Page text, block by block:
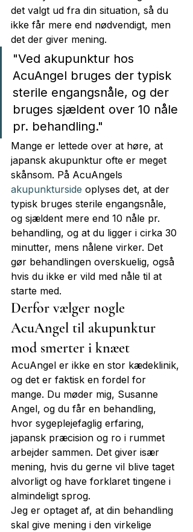
det valgt ud fra din situation, så du
ikke får mere end nødvendigt, men
det der giver mening.
"Ved akupunktur hos
AcuAngel bruges der typisk
sterile engangsnåle, og der
bruges sjældent over 10 nåle
pr. behandling."
Mange er lettede over at høre, at
japansk akupunktur ofte er meget
skånsom. På AcuAngels
akupunkturside oplyses det, at der
typisk bruges sterile engangsnåle,
og sjældent mere end 10 nåle pr.
behandling, og at du ligger i cirka 30
minutter, mens nålene virker. Det
gør behandlingen overskuelig, også
hvis du ikke er vild med nåle til at
starte med.
Derfor vælger nogle
AcuAngel til akupunktur
mod smerter i knæet
AcuAngel er ikke en stor kædeklinik,
og det er faktisk en fordel for
mange. Du møder mig, Susanne
Angel, og du får en behandling,
hvor sygeplejefaglig erfaring,
japansk præcision og ro i rummet
arbejder sammen. Det giver især
mening, hvis du gerne vil blive taget
alvorligt og have forklaret tingene i
almindeligt sprog.
Jeg er optaget af, at din behandling
skal give mening i den virkelige